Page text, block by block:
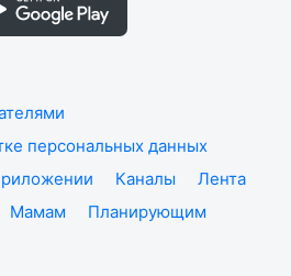
персональных данных
Каналы
Лента
Мамам
Планирующим